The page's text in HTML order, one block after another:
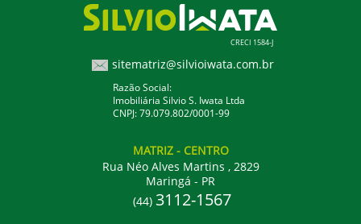
CRECI 1584-J
sitematriz@silvioiwata.com.br
Razão Social:
Imobiliária Silvio S. Iwata Ltda
CNPJ: 79.079.802/0001-99
MATRIZ - CENTRO
Rua Néo Alves Martins , 2829
Maringá - PR
(44) 3112-1567